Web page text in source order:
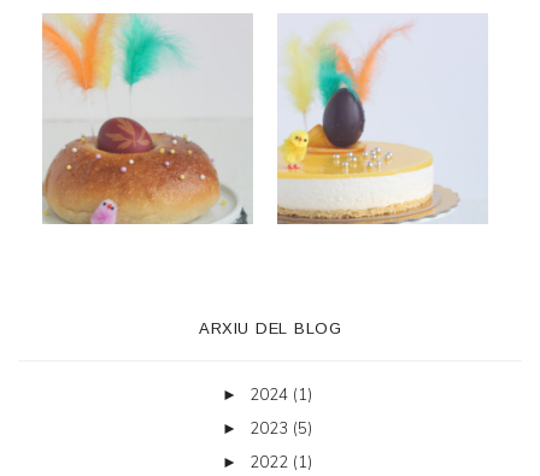
ARXIU DEL BLOG
► 2024 (1)
► 2023 (5)
► 2022 (1)